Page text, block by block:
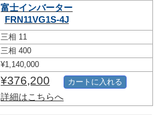
富士インバーター
FRN11VG1S-4J
三相 11
三相 400
¥1,140,000
¥376,200
詳細はこちらへ
カートに入れる